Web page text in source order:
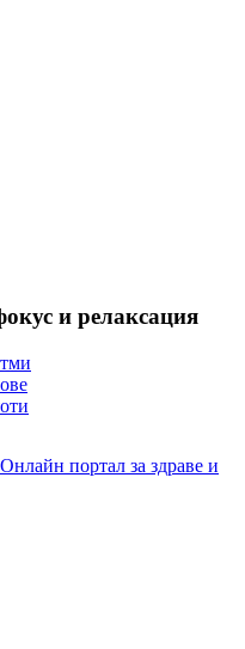
и релаксация
портал за здраве и